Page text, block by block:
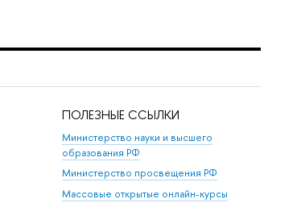
ПОЛЕЗНЫЕ ССЫЛКИ
Министерство науки и высшего
образования РФ
Министерство просвещения РФ
Массовые открытые онлайн-курсы